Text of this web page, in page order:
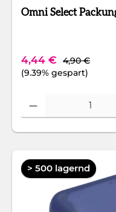
Verkaufspreis:
4,44 € Regulärer
4,90 €
(9.39% gespart)
Produkt Anzahl: Gib den
> 500 lagernd